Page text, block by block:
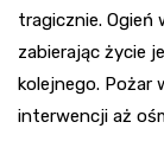
tragicznie. Ogień
zabierając życie
kolejnego. Pożar
interwencji aż